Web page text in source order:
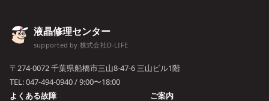
液晶修理センター
supported by 株式会社D-LIFE
〒274-0072 千葉県船橋市三山8-47-6 三山ビル1階
TEL:047-494-0940/ 9:00〜18:00
よくある故障
ご案内